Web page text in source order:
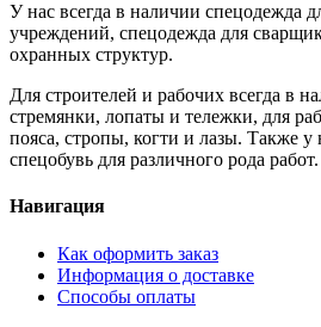
У нас всегда в наличии спецодежда
учреждений, спецодежда для
охранных структур.
Для строителей и рабочих всегда в
стремянки, лопаты и тележки, для
пояса, стропы, когти и лазы. Также
спецобувь для различного рода работ.
Навигация
Как оформить заказ
Информация о доставке
Способы оплаты